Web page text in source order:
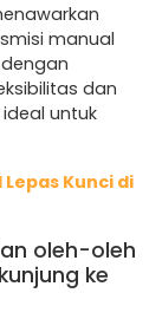
manual
dan
untuk
Kunci di
oleh-oleh
ke